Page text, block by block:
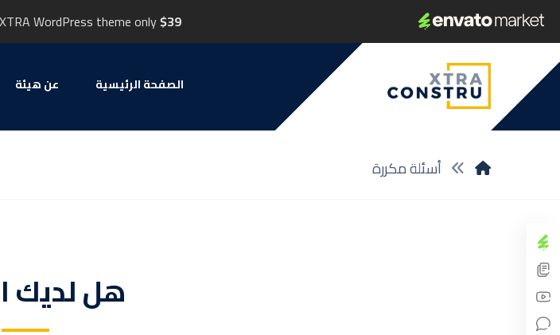
WordPress theme only$39
الصفحة الرئيسية عن هيئة
أسئلة مكررة
هل لديك